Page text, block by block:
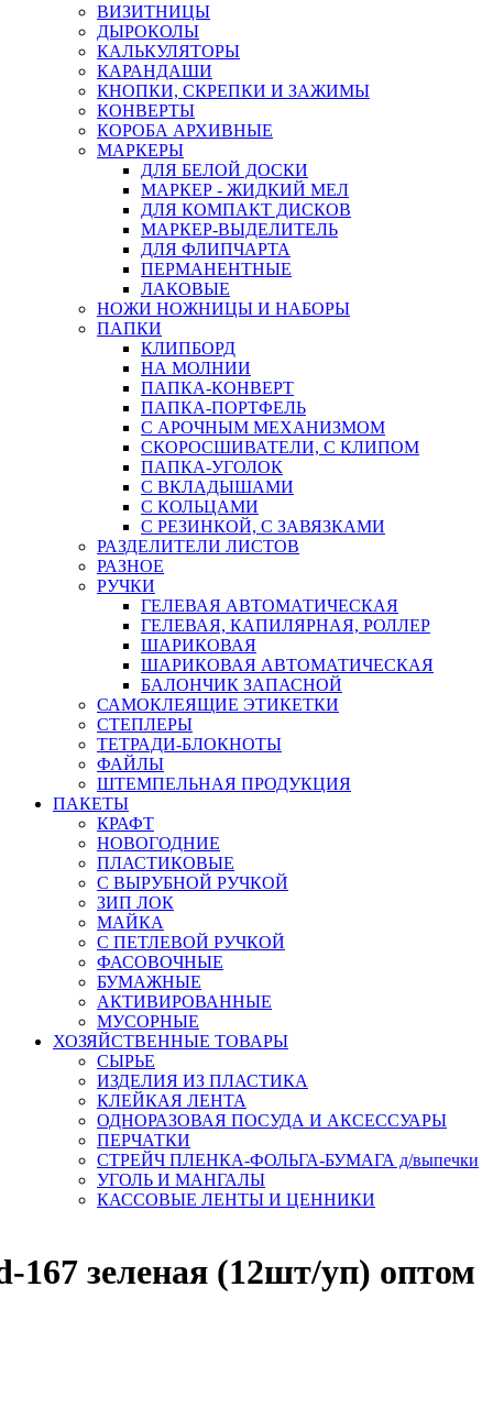
ВИЗИТНИЦЫ
ДЫРОКОЛЫ
КАЛЬКУЛЯТОРЫ
КАРАНДАШИ
КНОПКИ, СКРЕПКИ И ЗАЖИМЫ
КОНВЕРТЫ
КОРОБА АРХИВНЫЕ
МАРКЕРЫ
ДЛЯ БЕЛОЙ ДОСКИ
МАРКЕР - ЖИДКИЙ МЕЛ
ДЛЯ КОМПАКТ ДИСКОВ
МАРКЕР-ВЫДЕЛИТЕЛЬ
ДЛЯ ФЛИПЧАРТА
ПЕРМАНЕНТНЫЕ
ЛАКОВЫЕ
НОЖИ НОЖНИЦЫ И НАБОРЫ
ПАПКИ
КЛИПБОРД
НА МОЛНИИ
ПАПКА-КОНВЕРТ
ПАПКА-ПОРТФЕЛЬ
С АРОЧНЫМ МЕХАНИЗМОМ
СКОРОСШИВАТЕЛИ, С КЛИПОМ
ПАПКА-УГОЛОК
С ВКЛАДЫШАМИ
С КОЛЬЦАМИ
С РЕЗИНКОЙ, С ЗАВЯЗКАМИ
РАЗДЕЛИТЕЛИ ЛИСТОВ
РАЗНОЕ
РУЧКИ
ГЕЛЕВАЯ АВТОМАТИЧЕСКАЯ
ГЕЛЕВАЯ, КАПИЛЯРНАЯ, РОЛЛЕР
ШАРИКОВАЯ
ШАРИКОВАЯ АВТОМАТИЧЕСКАЯ
БАЛОНЧИК ЗАПАСНОЙ
САМОКЛЕЯЩИЕ ЭТИКЕТКИ
СТЕПЛЕРЫ
ТЕТРАДИ-БЛОКНОТЫ
ФАЙЛЫ
ШТЕМПЕЛЬНАЯ ПРОДУКЦИЯ
ПАКЕТЫ
КРАФТ
НОВОГОДНИЕ
ПЛАСТИКОВЫЕ
С ВЫРУБНОЙ РУЧКОЙ
ЗИП ЛОК
МАЙКА
С ПЕТЛЕВОЙ РУЧКОЙ
ФАСОВОЧНЫЕ
БУМАЖНЫЕ
АКТИВИРОВАННЫЕ
МУСОРНЫЕ
ХОЗЯЙСТВЕННЫЕ ТОВАРЫ
СЫРЬЕ
ИЗДЕЛИЯ ИЗ ПЛАСТИКА
КЛЕЙКАЯ ЛЕНТА
ОДНОРАЗОВАЯ ПОСУДА И АКСЕССУАРЫ
ПЕРЧАТКИ
СТРЕЙЧ ПЛЕНКА-ФОЛЬГА-БУМАГА д/выпечки
УГОЛЬ И МАНГАЛЫ
КАССОВЫЕ ЛЕНТЫ И ЦЕННИКИ
167 зеленая (12шт/уп) оптом